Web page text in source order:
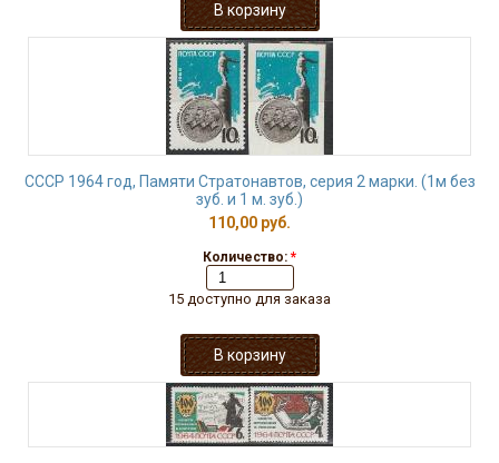
СССР 1964 год, Памяти Стратонавтов, серия 2 марки. (1м без
зуб. и 1 м. зуб.)
110,00 руб.
Количество: *
15 доступно для заказа